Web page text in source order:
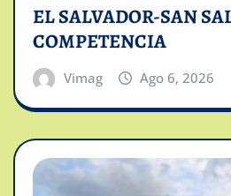
EL SALVADOR-SAN
COMPETENCIA
Vimag Ago 6, 2026